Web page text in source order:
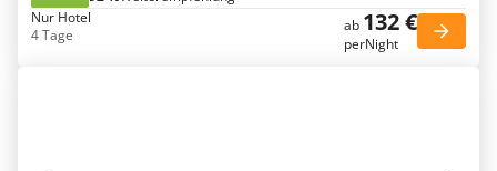
Nur Hotel
4 Tage
ab 132 €
perNight